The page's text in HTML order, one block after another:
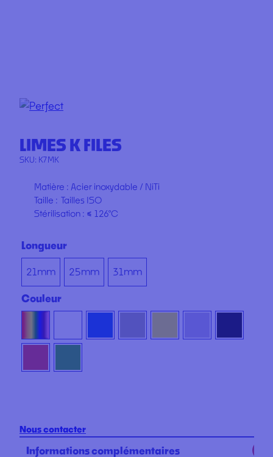
LIMES K FILES
SKU: K7MK
Matière : Acier inoxydable / NiTi
Taille : Tailles ISO
Stérilisation : ≤ 126°C
Longueur
21mm 25mm 31mm
Couleur
Nous contacter
Informations complémentaires